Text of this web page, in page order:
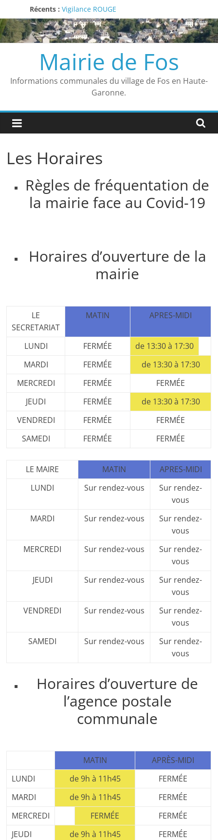
au
contenu
Récents : Vigilance ROUGE
Arrêté municipal
Liste des délibérations du 27 juin 2026
Arrêté annulation feu d’artifice
Avis
Mairie de Fos
Informations communales du village de Fos en Haute-
Garonne.
Les Horaires
Règles de fréquentation de
la mairie face au Covid-19
Horaires d’ouverture de la
mairie
LE
SECRETARIAT
MATIN APRES-MIDI
LUNDI FERMÉE
de 13:30 à 17:30
MARDI
FERMÉE
de 13:30 à 17:30
MERCREDI
FERMÉE
FERMÉE
JEUDI
FERMÉE
de 13:30 à 17:30
VENDREDI
FERMÉE
FERMÉE
SAMEDI
FERMÉE FERMÉE
LE MAIRE MATIN
APRES-MIDI
LUNDI
Sur rendez-vous
Sur rendez-
vous
MARDI
Sur rendez-vous
Sur rendez-
vous
MERCREDI
Sur rendez-vous
Sur rendez-
vous
JEUDI
Sur rendez-vous
Sur rendez-
vous
VENDREDI
Sur rendez-vous
Sur rendez-
vous
SAMEDI
Sur rendez-vous
Sur rendez-
vous
Horaires d’ouverture de
l’agence postale
communale
MATIN
APRÈS-MIDI
LUNDI
de 9h à 11h45
FERMÉE
MARDI
de 9h à 11h45
FERMÉE
MERCREDI
FERMÉE
FERMÉE
JEUDI
de 9h à 11h45
FERMÉE